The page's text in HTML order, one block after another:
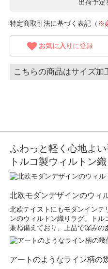
出荷予定
特定商取引法に基づく表記（ ※
お気に入り に登録
こちらの商品はサイズ加
ふわっと軽く心地よい
トルコ製ウィルトン
北欧モダンデザインのウィ
北欧テイストにもモダンインテ
ンのウィルトン織りラグ。ト
兼ね備えており、上品で深みの
アートのようなライン柄の